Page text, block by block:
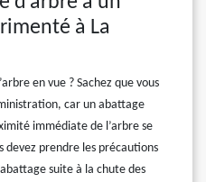
à La
en vue ? Sachez que vous
car un abattage
immédiate de l’arbre se
prendre les précautions
suite à la chute des